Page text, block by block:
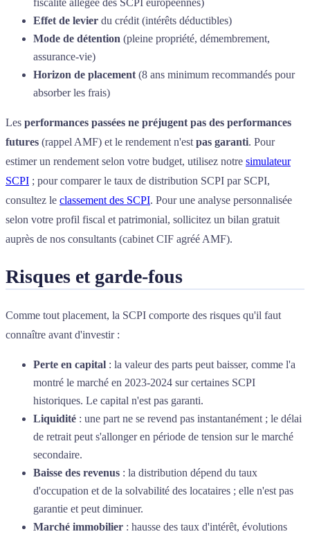
Effet de levier du crédit (intérêts déductibles)
Mode de détention (pleine propriété, démembrement,
assurance-vie)
Horizon de placement (8 ans minimum recommandés pour
absorber les frais)
Les performances passées ne préjugent pas des performances
futures (rappel AMF) et le rendement n'est pas garanti. Pour
estimer un rendement selon votre budget, utilisez notre simulateur
SCPI ; pour comparer le taux de distribution SCPI par SCPI,
consultez le classement des SCPI. Pour une analyse personnalisée
selon votre profil fiscal et patrimonial, sollicitez un bilan gratuit
auprès de nos consultants (cabinet CIF agréé AMF).
Risques et garde-fous
Comme tout placement, la SCPI comporte des risques qu'il faut
connaître avant d'investir :
Perte en capital : la valeur des parts peut baisser, comme l'a
montré le marché en 2023-2024 sur certaines SCPI
historiques. Le capital n'est pas garanti.
Liquidité : une part ne se revend pas instantanément ; le délai
de retrait peut s'allonger en période de tension sur le marché
secondaire.
Baisse des revenus : la distribution dépend du taux
d'occupation et de la solvabilité des locataires ; elle n'est pas
garantie et peut diminuer.
Marché immobilier : hausse des taux d'intérêt, évolutions